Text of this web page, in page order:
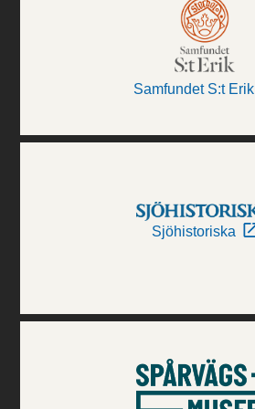
Samfundet S:t Erik
Sjöhistoriska